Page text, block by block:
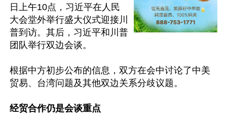
日上午10点，习近平在人民
大会堂外举行盛大仪式迎接川
普到访。其后，习近平和川普
团队举行双边会谈。
根据中方初步公布的信息，双方在会中讨论了中美
贸易、台湾问题及其他双边关系分歧议题。
经贸合作仍是会谈重点